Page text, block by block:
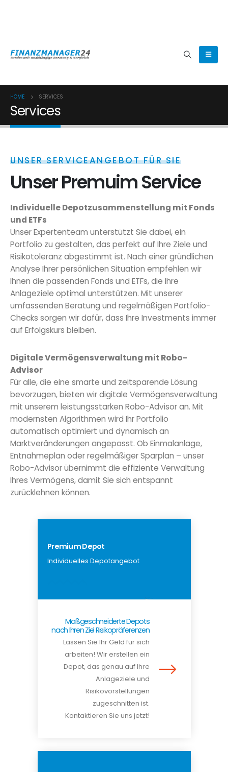
HOME SERVICES
Services
UNSER SERVICEANGEBOT FÜR SIE
Unser Premuim Service
Individuelle Depotzusammenstellung mit Fonds
und ETFs
Unser Expertenteam unterstützt Sie dabei, ein
Portfolio zu gestalten, das perfekt auf Ihre Ziele und
Risikotoleranz abgestimmt ist. Nach einer gründlichen
Analyse Ihrer persönlichen Situation empfehlen wir
Ihnen die passenden Fonds und ETFs, die Ihre
Anlageziele optimal unterstützen. Mit unserer
umfassenden Beratung und regelmäßigen Portfolio-
Checks sorgen wir dafür, dass Ihre Investments immer
auf Erfolgskurs bleiben.
Digitale Vermögensverwaltung mit Robo-
Advisor
Für alle, die eine smarte und zeitsparende Lösung
bevorzugen, bieten wir digitale Vermögensverwaltung
mit unserem leistungsstarken Robo-Advisor an. Mit
modernsten Algorithmen wird Ihr Portfolio
automatisch optimiert und dynamisch an
Marktveränderungen angepasst. Ob Einmalanlage,
Entnahmeplan oder regelmäßiger Sparplan – unser
Robo-Advisor übernimmt die effiziente Verwaltung
Ihres Vermögens, damit Sie sich entspannt
zurücklehnen können.
Premium Depot
Individuelles Depotangebot
Maßgeschneiderte Depots
nach Ihren Ziel Risikopräferenzen
Lassen Sie Ihr Geld für sich
arbeiten! Wir erstellen ein
Depot, das genau auf Ihre
Anlageziele und
Risikovorstellungen
zugeschnitten ist.
Kontaktieren Sie uns jetzt!